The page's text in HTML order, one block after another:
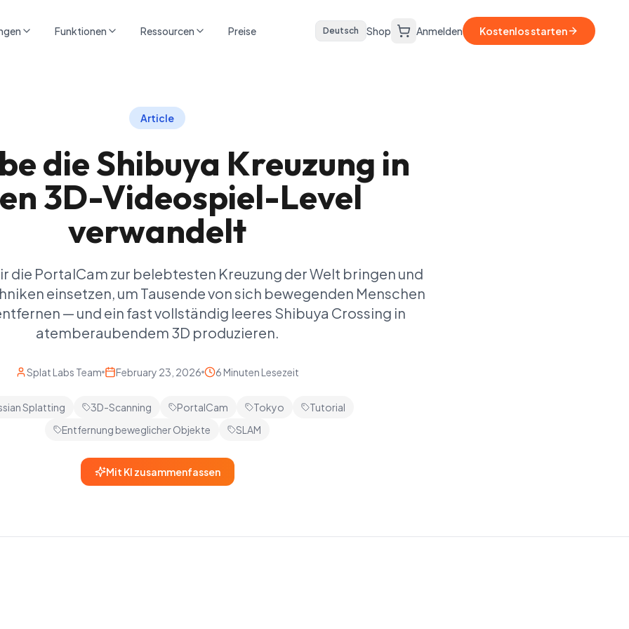
Funktionen Ressourcen Preise Deutsch Shop Anmelden Kostenlos starten
Article
die Shibuya Kreuzung in
3D-Videospiel-Level
verwandelt
die PortalCam zur belebtesten Kreuzung der Welt bringen und
einsetzen, um Tausende von sich bewegenden Menschen
— und ein fast vollständig leeres Shibuya Crossing in
atemberaubendem 3D produzieren.
Splat Labs Team February 23, 2026 6 Minuten Lesezeit
Splatting 3D-Scanning PortalCam Tokyo
Tutorial
Entfernung beweglicher Objekte
SLAM
Mit KI zusammenfassen